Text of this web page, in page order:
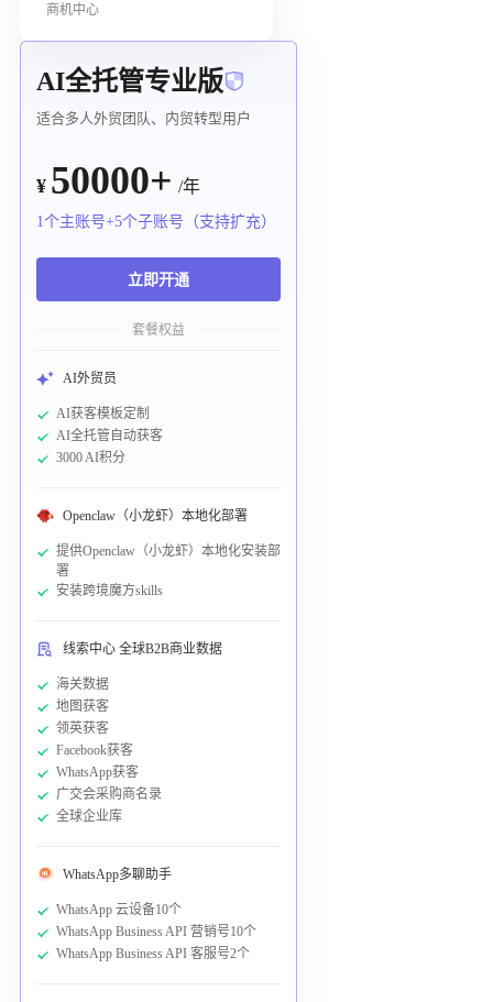
商机中心
AI全托管专业版
适合多人外贸团队、内贸转型用户
¥ 50000+ /年
1个主账号+5个子账号（支持扩充）
立即开通
套餐权益
AI外贸员
AI获客模板定制
AI全托管自动获客
3000 AI积分
Openclaw（小龙虾）本地化部署
提供Openclaw（小龙虾）本地化安装部
署
安装跨境魔方skills
线索中心 全球B2B商业数据
海关数据
地图获客
领英获客
Facebook获客
WhatsApp获客
广交会采购商名录
全球企业库
WhatsApp多聊助手
WhatsApp 云设备10个
WhatsApp Business API 营销号10个
WhatsApp Business API 客服号2个